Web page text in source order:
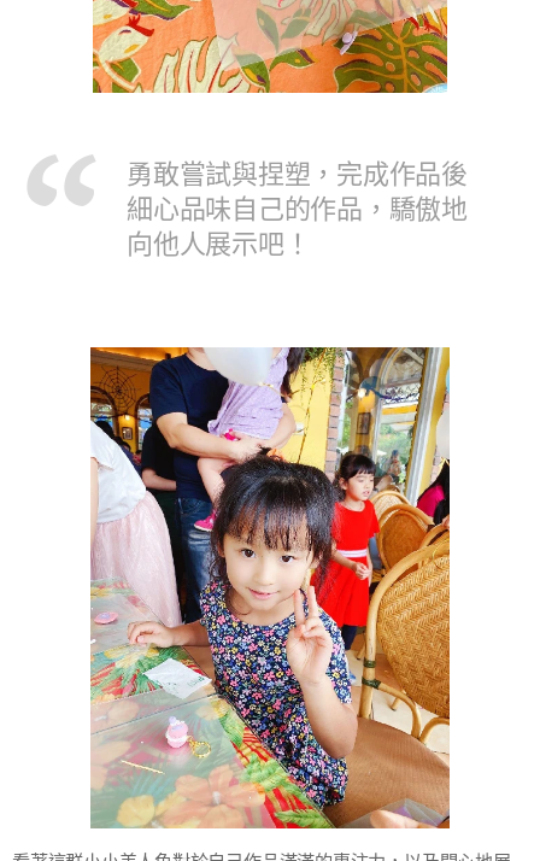
勇敢嘗試與捏塑，完成作品後
細心品味自己的作品，驕傲地
向他人展示吧！